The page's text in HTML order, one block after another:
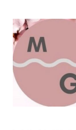
Zum
Inhalt
springen